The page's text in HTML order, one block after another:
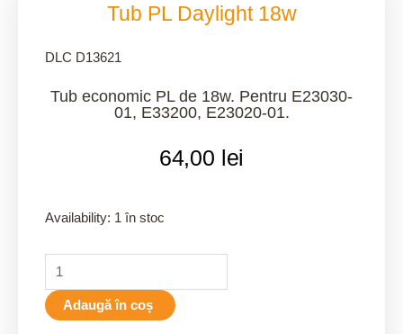
Tub PL Daylight 18w
DLC D13621
Tub economic PL de 18w. Pentru E23030-
01, E33200, E23020-01.
64,00 lei
Availability: 1 în stoc
Adaugă în coș